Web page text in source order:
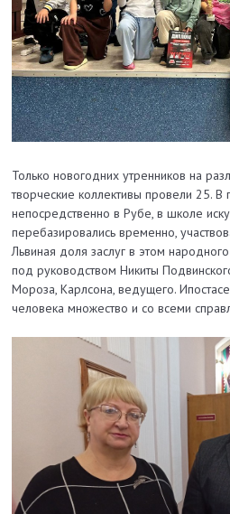
Только новогодних утренников на
творческие коллективы провели 25.
непосредственно в Рубе, в школе
перебазировались временно,
Львиная доля заслуг в этом
под руководством Никиты
Мороза, Карлсона, ведущего.
человека множество и со всеми